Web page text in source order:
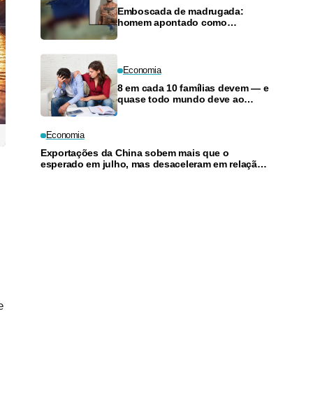
Emboscada de madrugada:
homem apontado como
Economia
8 em cada 10 famílias devem — e
quase todo mundo deve ao
Economia
Exportações da China sobem mais que o
esperado em julho, mas desaceleram em relação